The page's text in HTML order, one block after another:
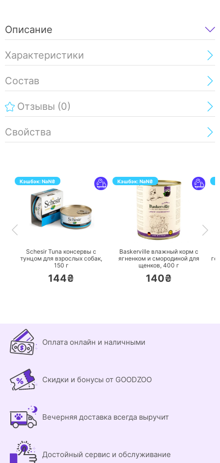
Описание
Характеристики
Состав
Отзывы (0)
Свойства
Кэшбэк:NaN₴
ПЕРЕЙТИ
Schesir Tuna консервы с
тунцом для взрослых собак,
150 г
144₴
Кэшбэк:NaN₴
ПЕРЕЙТИ
Baskerville влажный корм с
ягненком и смородиной для
щенков, 400 г
140₴
Оплата онлайн и наличными
Скидки и бонусы от GOODZOO
Вечерняя доставка всегда выручит
Достойный сервис и обслуживание